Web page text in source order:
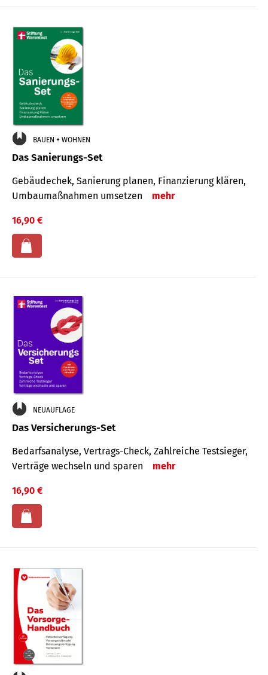
BAUEN + WOHNEN
Das Sanierungs-Set
Gebäudechek, Sanierung planen, Finanzierung klären,
Umbaumaßnahmen umsetzen
mehr
16,90 €
NEUAUFLAGE
Das Versicherungs-Set
Bedarfsanalyse, Vertrags-Check, Zahlreiche Testsieger,
Verträge wechseln und sparen
mehr
16,90 €